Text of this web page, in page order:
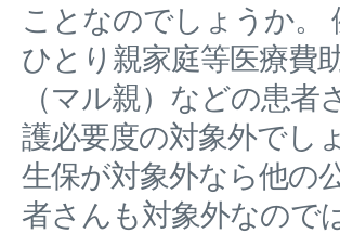
ことなのでしょうか。
ひとり親家庭等医療費
（マル親）などの患者
護必要度の対象外でし
生保が対象外なら他の
者さんも対象外なので